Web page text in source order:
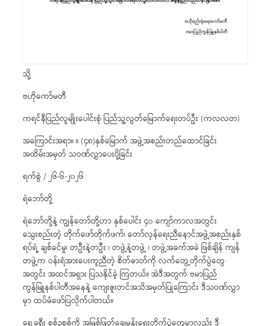
သို့
ဗဟိုကော်မတီ
ကရင်နီပြည်လူမျိုးပေါင်းစုံ ပြည်သူ့လွတ်မြောက်ရေးတပ်ဦး (ကလလတ)
အကြောင်းအရာ။ ။ (၄၈)နှစ်မြောက် အဖွဲ့အစည်းတည်ထောင်ခြင်း
အထိမ်းအမှတ် သဝဏ်လွှာပေးပို့ခြင်း
ရက်စွဲ / ၂၆-၆-၂၀၂၆
ရဲဘော်တို့
ရဲဘော်တို့နဲ့ ကျွန်တော်တို့ဟာ နှစ်ပေါင်း ၄၀ ကျော်ကာလအတွင်း
သွေးစည်းတဲ့ တိုက်ဖော်တိုက်ဖက်၊ တော်လှန်ရေးညီနောင်အဖွဲ့အစည်းနှစ်
ရပ်ရဲ့ ချစ်ခင်မှု၊ တဦးနဲ့တဦး ၊ တဖွဲ့နဲ့တဖွဲ့ ၊ တဖွဲ့အခက်အခဲ ဖြစ်ချိန် ကျန်
တဖွဲ့က ဝန်းရံအားပေးကူညီတဲ့ စိတ်ဓာတ်ကို လက်တွေ့တိုက်ပွဲတွေ
အတွင်း အထင်အရှား ပြသနိုင်ခဲ့ ကြတယ်။ အဲဒီအတွက် ဗမာပြည်
ကွန်မြူနစ်ပါတီအနေနဲ့ ကျေးဇူးတင်အသိအမှတ်ပြုကြောင်း ဒီသဝဏ်လွှာ
မှာ ထပ်မံဖော်ပြလိုက်ပါတယ်။
ရှေ့ခရီး စစ်၃စစ်ကို အမြစ်ဖြတ်ချေမှုန်းရေးတိုက်ပွဲတွေမှာလည်း ဒီ